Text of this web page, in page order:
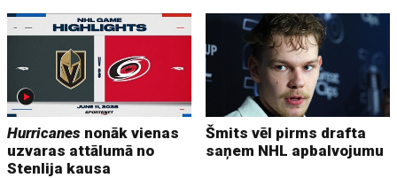
Hurricanes nonāk vienas
uzvaras attālumā no
Stenlija kausa
Šmits vēl pirms drafta
saņem NHL apbalvojumu